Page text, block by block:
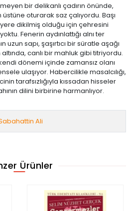
bir delikanlı çadırın önünde,
üstüne oturarak saz çalıyordu. Başı
dikilmiş olduğu için çehresini
Fenerin aydınlattığı alnı ter
uzun sapı, şaşırtıcı bir süratle aşağı
canlı bir mahluk gibi titriyordu.
dönemi içinde zamansız olanı
ulaşıyor. Habercilikle masalcılığı,
tarafsızlığıyla kıssadan hisseler
dilini birbirine harmanlıyor.
Ali
Ürünler